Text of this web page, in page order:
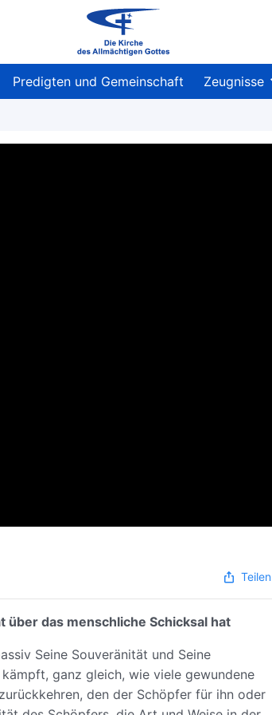
Predigten und Gemeinschaft Zeugnisse
Teilen
über das menschliche Schicksal hat
Seine Souveränität und Seine
ganz gleich, wie viele gewundene
den der Schöpfer für ihn oder